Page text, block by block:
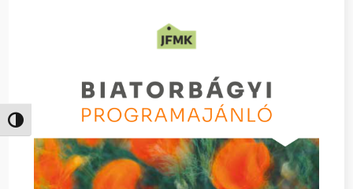
Nagy kontraszt váltása